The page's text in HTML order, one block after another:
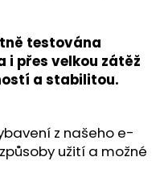
testována
i přes velkou zátěž
a stabilitou.
z našeho e-
užití a možné